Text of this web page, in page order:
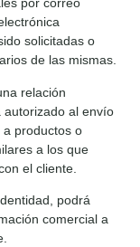
por correo
solicitadas o
de las mismas.
relación
autorizado al envío
productos o
a los que
el cliente.
podrá
comercial a